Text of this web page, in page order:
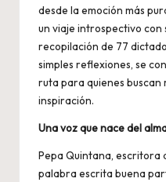
desde la emoción más
un viaje introspectivo con
recopilación de 77
simples reflexiones, se
ruta para quienes buscan
inspiración.
Una voz que nace del
Pepa Quintana, escritora
palabra escrita buena